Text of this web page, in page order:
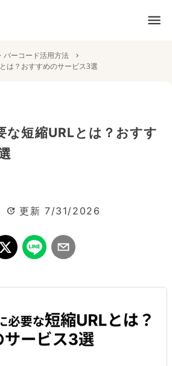
バーコード活用方法
は？おすすめのサービス3選
な短縮URLとは？おすす
更新 7/31/2026